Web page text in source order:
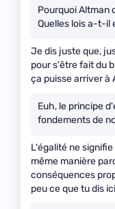
Pourquoi Altman
Quelles lois a-t-il
Je dis juste que,
pour s'être fait du
ça puisse arriver à
Euh, le principe
fondements de
L'égalité ne
même manière
conséquences
peu ce que tu dis